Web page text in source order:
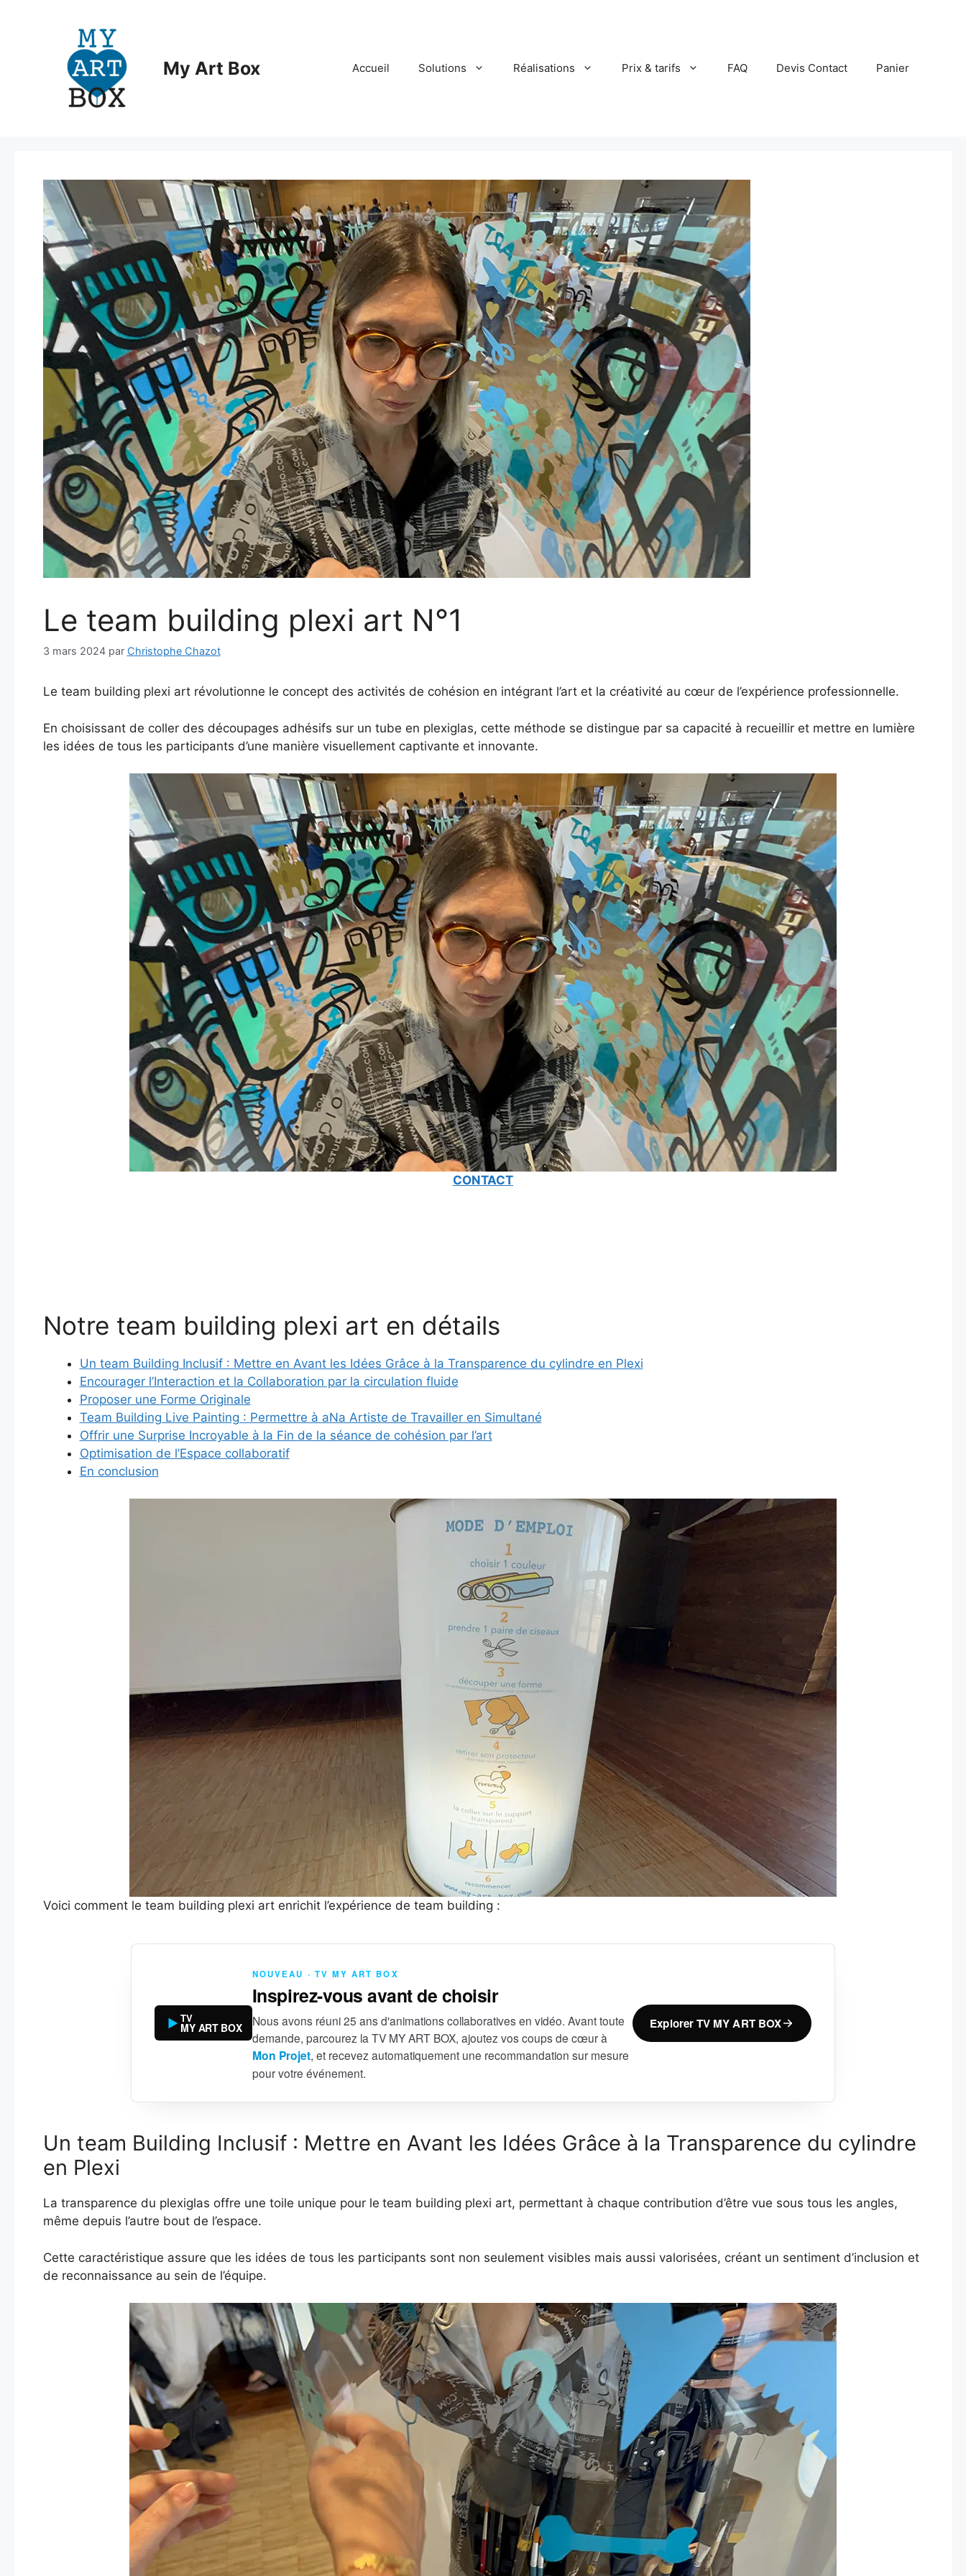
My Art Box Accueil Solutions Réalisations Prix & tarifs FAQ Devis Contact Panier
Le team building plexi art N°1
3 mars 2024 par Christophe Chazot
Le team building plexi art révolutionne le concept des activités de cohésion en intégrant l’art et la créativité au cœur de l’expérience professionnelle.
En choisissant de coller des découpages adhésifs sur un tube en plexiglas, cette méthode se distingue par sa capacité à recueillir et mettre en lumière
les idées de tous les participants d’une manière visuellement captivante et innovante.
CONTACT
Notre team building plexi art en détails
Un team Building Inclusif : Mettre en Avant les Idées Grâce à la Transparence du cylindre en Plexi
Encourager l’Interaction et la Collaboration par la circulation fluide
Proposer une Forme Originale
Team Building Live Painting : Permettre à aNa Artiste de Travailler en Simultané
Offrir une Surprise Incroyable à la Fin de la séance de cohésion par l’art
Optimisation de l’Espace collaboratif
En conclusion
Voici comment le team building plexi art enrichit l’expérience de team building :
TV
MY ART BOX
NOUVEAU · TV MY ART BOX
Inspirez-vous avant de choisir
Nous avons réuni 25 ans d'animations collaboratives en vidéo. Avant toute
demande, parcourez la TV MY ART BOX, ajoutez vos coups de cœur à
Mon Projet, et recevez automatiquement une recommandation sur mesure
pour votre événement.
Explorer TV MY ART BOX
Un team Building Inclusif : Mettre en Avant les Idées Grâce à la Transparence du cylindre
en Plexi
La transparence du plexiglas offre une toile unique pour le team building plexi art, permettant à chaque contribution d’être vue sous tous les angles,
même depuis l’autre bout de l’espace.
Cette caractéristique assure que les idées de tous les participants sont non seulement visibles mais aussi valorisées, créant un sentiment d’inclusion et
de reconnaissance au sein de l’équipe.